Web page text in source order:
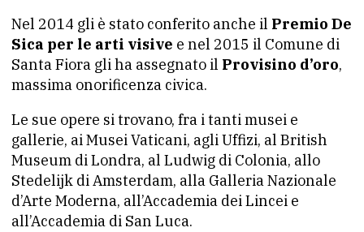
Nel 2014 gli è stato conferito anche il Premio De
Sica per le arti visive e nel 2015 il Comune di
Santa Fiora gli ha assegnato il Provisino d’oro,
massima onorificenza civica.
Le sue opere si trovano, fra i tanti musei e
gallerie, ai Musei Vaticani, agli Uffizi, al British
Museum di Londra, al Ludwig di Colonia, allo
Stedelijk di Amsterdam, alla Galleria Nazionale
d’Arte Moderna, all’Accademia dei Lincei e
all’Accademia di San Luca.